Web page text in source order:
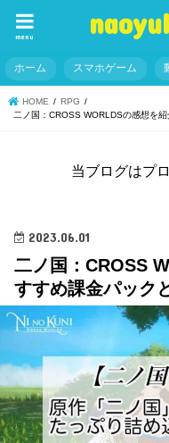
menu
ホーム スマホゲーム
HOME
RPG
二ノ国：CROSS WORLDSの感想を
当ブログはプ
2023.06.01
二ノ国：CROSS
すすめ課金パック